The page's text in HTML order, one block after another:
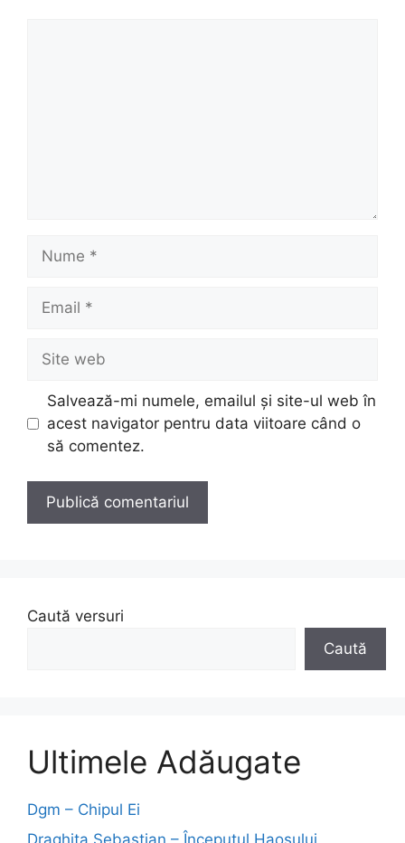
Nume
Email
Site
web
Salvează-mi numele, emailul și site-ul web în
acest navigator pentru data viitoare când o
să comentez.
Caută versuri
Caută
Ultimele Adăugate
Dgm – Chipul Ei
Draghita Sebastian – Începutul Haosului